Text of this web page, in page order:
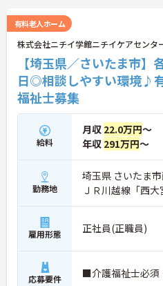
細をお話しいたしますのでお気軽
い。
有料老人ホーム
株式会社ニチイ学館ニチイケアセンタ
【埼玉県／さいたま市
日◎相談しやすい環境♪
福祉士募集
給料
月収 22.0万円～
年収 291万円～
勤務地
埼玉県 さいたま
ＪＲ川越線「西
雇用形態 正社員(正職員)
応募要件 ■介護福祉士必須